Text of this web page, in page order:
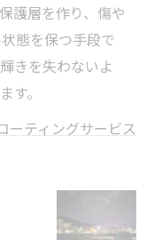
護層を作り、傷や
態を保つ手段で
きを失わないよ
す。
ーティングサービス